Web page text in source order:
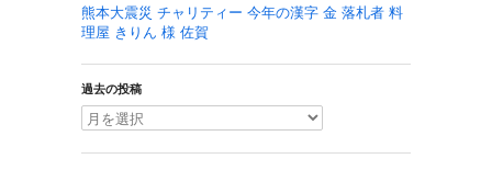
熊本大震災 チャリティー 今年の漢字 金 落札者 料
理屋 きりん 様 佐賀
過去の投稿